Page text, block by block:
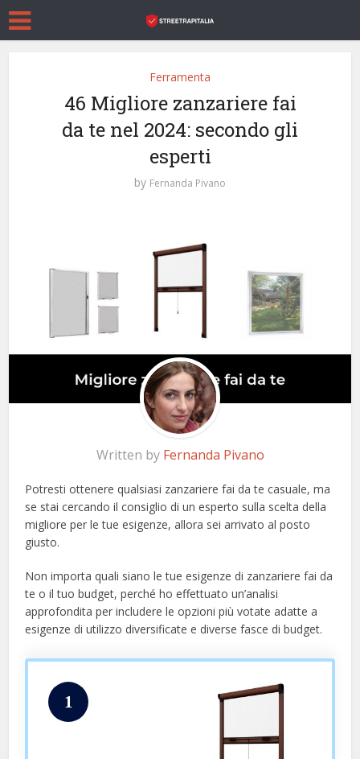
Ferramenta
46 Migliore zanzariere fai
da te nel 2024: secondo gli
esperti
by Fernanda Pivano
Written by Fernanda Pivano
Potresti ottenere qualsiasi zanzariere fai da te casuale, ma
se stai cercando il consiglio di un esperto sulla scelta della
migliore per le tue esigenze, allora sei arrivato al posto
giusto.
Non importa quali siano le tue esigenze di zanzariere fai da
te o il tuo budget, perché ho effettuato un’analisi
approfondita per includere le opzioni più votate adatte a
esigenze di utilizzo diversificate e diverse fasce di budget.
1